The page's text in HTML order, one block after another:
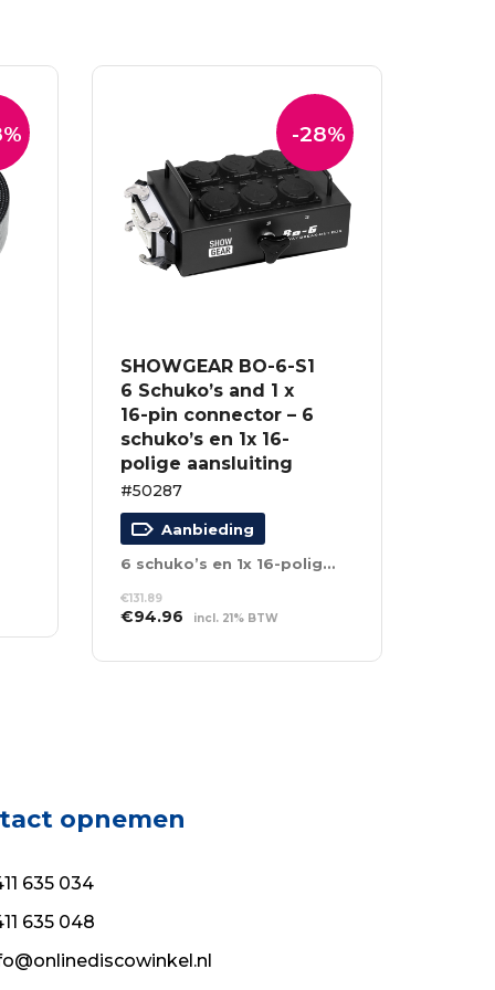
-28%
SHOWGEAR BO-6-S1
6 Schuko’s and 1 x
16-pin connector – 6
schuko’s en 1x 16-
polige aansluiting
#50287
Aanbieding
6 schuko’s en 1x 16-polige aansluiting
€131.89
Oorspronkelijke
was:
€94.96 Huidige
is:
incl. 21% BTW
WINKELWAGEN
opnemen
635 034
635 048